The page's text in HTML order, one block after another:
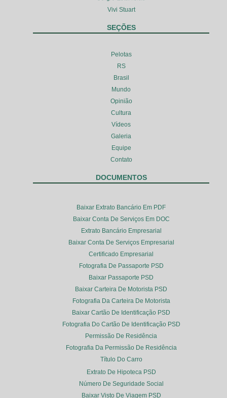
Vivi Stuart
SEÇÕES
Pelotas
RS
Brasil
Mundo
Opinião
Cultura
Vídeos
Galeria
Equipe
Contato
DOCUMENTOS
Baixar Extrato Bancário Em PDF
Baixar Conta De Serviços Em DOC
Extrato Bancário Empresarial
Baixar Conta De Serviços Empresarial
Certificado Empresarial
Fotografia De Passaporte PSD
Baixar Passaporte PSD
Baixar Carteira De Motorista PSD
Fotografia Da Carteira De Motorista
Baixar Cartão De Identificação PSD
Fotografia Do Cartão De Identificação PSD
Permissão De Residência
Fotografia Da Permissão De Residência
Título Do Carro
Extrato De Hipoteca PSD
Número De Seguridade Social
Baixar Visto De Viagem PSD